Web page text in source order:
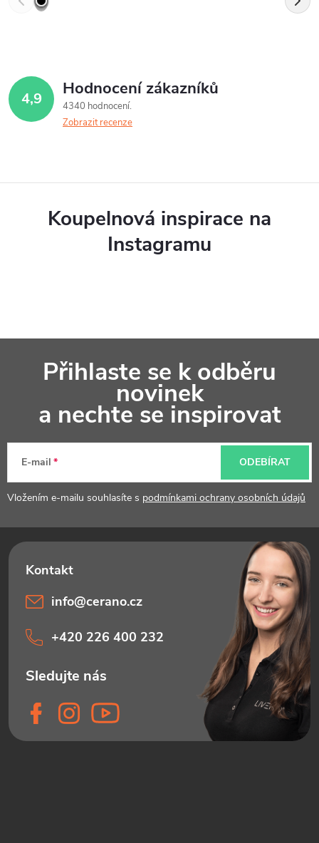
4,9 Hodnocení zákazníků
4340 hodnocení
Zobrazit recenze
Koupelnová inspirace na
Instagramu
a
Přihlaste se k odběru
novinek
a nechte se inspirovat
E-mail
Vložením e-mailu souhlasíte s podmínkami ochrany osobních údajů
ODEBÍRAT
info@cerano.cz
+420 226 400 232